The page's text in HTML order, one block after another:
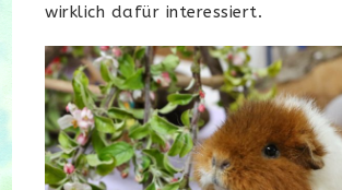
wirklich dafür interessiert.